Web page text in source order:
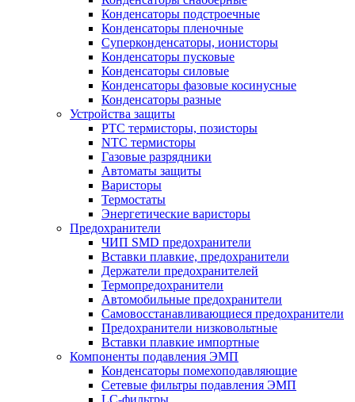
Конденсаторы подстроечные
Конденсаторы пленочные
Суперконденсаторы, ионисторы
Конденсаторы пусковые
Конденсаторы силовые
Конденсаторы фазовые косинусные
Конденсаторы разные
Устройства защиты
PTC термисторы, позисторы
NTC термисторы
Газовые разрядники
Автоматы защиты
Варисторы
Термостаты
Энергетические варисторы
Предохранители
ЧИП SMD предохранители
Вставки плавкие, предохранители
Держатели предохранителей
Термопредохранители
Автомобильные предохранители
Самовосстанавливающиеся предохранители
Предохранители низковольтные
Вставки плавкие импортные
Компоненты подавления ЭМП
Конденсаторы помехоподавляющие
Сетевые фильтры подавления ЭМП
LC-фильтры